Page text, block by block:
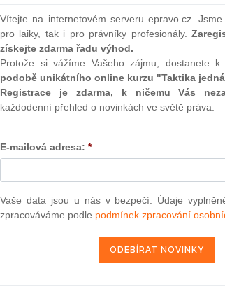
se mění vyhláška Ministerstva financí č.
celní správy, vzorech služebních stejnokrojů a
vozidel celní správy, ve znění pozdějších
zlaté mince ˙Kulturní památka hamr v Dobřívě˙
věcí ze dne 14. dubna 2010 o uložení kolektivní
právo |www.epravo.cz
Vítejte na internetovém serveru epravo.cz.
pro laiky, tak i pro právníky profesionály.
získejte zdarma řadu výhod.
Protože si vážíme Vašeho zájmu, dostanete
podobě unikátního online kurzu "Taktika
Registrace je zdarma, k ničemu Vás
každodenní přehled o novinkách ve světě práva.
E-mailová adresa: *
Vaše data jsou u nás v bezpečí. Údaje
zpracováváme podle podmínek zpracování